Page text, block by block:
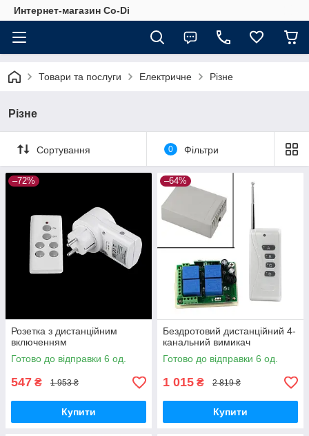
Интернет-магазин Co-Di
Товари та послуги Електричне Різне
Різне
Сортування 0 Фільтри
–72%
Розетка з дистанційним
включенням
Готово до відправки 6 од.
547 ₴ 1 953 ₴
Купити
–64%
Бездротовий дистанційний 4-
канальний вимикач
Готово до відправки 6 од.
1 015 ₴ 2 819 ₴
Купити